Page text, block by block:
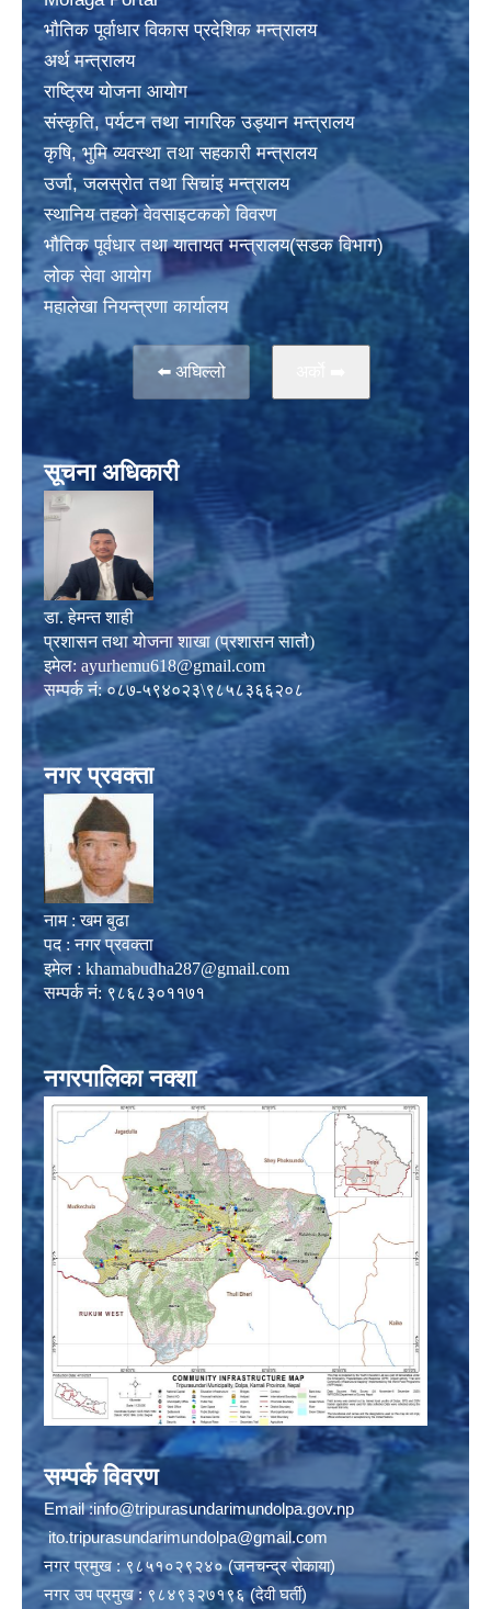
भाैतिक पूर्वाधार विकास प्रदेशिक मन्त्रालय
अर्थ मन्त्रालय
राष्ट्रिय योजना आयोग
संस्कृति, पर्यटन तथा नागरिक उड्यान मन्त्रालय
कृषि, भुमि व्यवस्था तथा सहकारी मन्त्रालय
उर्जा, जलस्राेत तथा सिचांइ मन्त्रालय
स्थानिय तहकाे वेवसाइटककाे विवरण
भाैतिक पूर्वधार तथा यातायत मन्त्रालय(सडक विभाग)
लाेक सेवा आयोग
महालेखा नियन्त्रणा कार्यालय
⬅️ अघिल्लो
सूचना अधिकारी
डा. हेमन्त शाही
प्रशासन तथा योजना शाखा (प्रशासन सातौ)
इमेल: ayurhemu618@gmail.com
सम्पर्क नं: ०८७-५९४०२३\९८५८३६६२०८
नगर प्रवक्ता
नाम : खम बुढा
पद : नगर प्रवक्ता
इमेल : khamabudha287@gmail.com
सम्पर्क नं: ९८६८३०११७१
नगरपालिका नक्शा
सम्पर्क विवरण
Email :info@tripurasundarimundolpa.gov.np
ito.tripurasundarimundolpa@gmail.com
नगर प्रमुख : ९८५१०२९२४० (जनचन्द्र रोकाया)
नगर उप प्रमुख : ९८४९३२७१९६ (देवी घर्ती)